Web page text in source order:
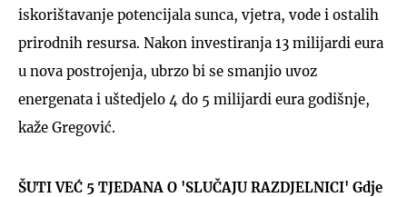
iskorištavanje potencijala sunca, vjetra, vode i ostalih
prirodnih resursa. Nakon investiranja 13 milijardi eura
u nova postrojenja, ubrzo bi se smanjio uvoz
energenata i uštedjelo 4 do 5 milijardi eura godišnje,
kaže Gregović.
ŠUTI VEĆ 5 TJEDANA O 'SLUČAJU RAZDJELNICI' Gdje